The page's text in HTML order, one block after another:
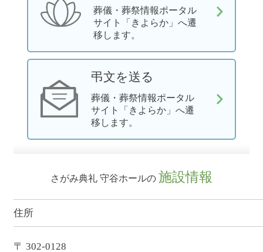
葬儀・葬祭情報ポータル
サイト「きよらか」へ遷
移します。
弔文を送る
葬儀・葬祭情報ポータル
サイト「きよらか」へ遷
移します。
さがみ典礼 守谷ホールの 施設情報
住所
〒 302-0128